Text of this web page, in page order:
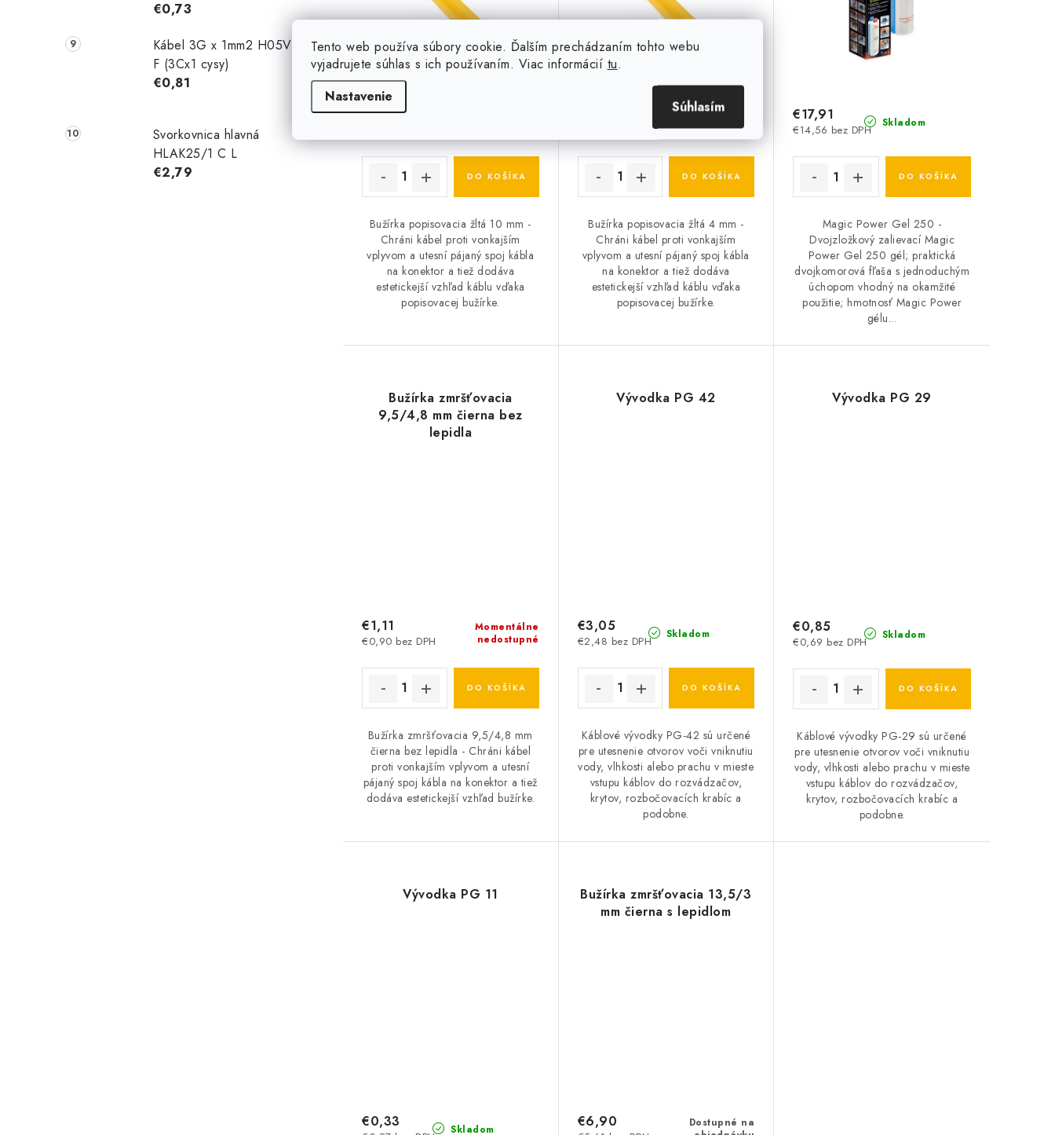
Tento web používa súbory cookie. Ďalším prechádzaním tohto webu
vyjadrujete súhlas s ich používaním. Viac informácií tu.
Nastavenie
Súhlasím
€0,73
Kábel 3G x 1mm2 H05VV-
F (3Cx1 cysy)
€0,81
Svorkovnica hlavná
HLAK25/1 C L
€2,79
€10,73
DO KOŠÍKA
Bužírka popisovacia žltá 10 mm -
Chráni kábel proti vonkajším
vplyvom a utesní pájaný spoj kábla
na konektor a tiež dodáva
estetickejší vzhľad káblu vďaka
popisovacej bužírke.
DO KOŠÍKA
Bužírka popisovacia žltá 4 mm -
Chráni kábel proti vonkajším
vplyvom a utesní pájaný spoj kábla
na konektor a tiež dodáva
estetickejší vzhľad káblu vďaka
popisovacej bužírke.
Skladom
€14,56 bez DPH
€17,91
DO KOŠÍKA
Magic Power Gel 250 -
Dvojzložkový zalievací Magic
Power Gel 250 gél; praktická
dvojkomorová fľaša s jednoduchým
úchopom vhodný na okamžité
použitie; hmotnosť Magic Power
gélu...
Bužírka zmršťovacia
9,5/4,8 mm čierna bez
lepidla
Momentálne
nedostupné
€0,90 bez DPH
€1,11
DO KOŠÍKA
Bužírka zmršťovacia 9,5/4,8 mm
čierna bez lepidla - Chráni kábel
proti vonkajším vplyvom a utesní
pájaný spoj kábla na konektor a tiež
dodáva estetickejší vzhľad bužírke.
Vývodka PG 42
Skladom
€2,48 bez DPH
€3,05
DO KOŠÍKA
Káblové vývodky PG-42 sú určené
pre utesnenie otvorov voči vniknutiu
vody, vlhkosti alebo prachu v mieste
vstupu káblov do rozvádzačov,
krytov, rozbočovacích krabíc a
podobne.
Vývodka PG 29
Skladom
€0,69 bez DPH
€0,85
DO KOŠÍKA
Káblové vývodky PG-29 sú určené
pre utesnenie otvorov voči vniknutiu
vody, vlhkosti alebo prachu v mieste
vstupu káblov do rozvádzačov,
krytov, rozbočovacích krabíc a
podobne.
Vývodka PG 11
Skladom
€0,33
Bužírka zmršťovacia 13,5/3
mm čierna s lepidlom
Dostupné na
€6,90